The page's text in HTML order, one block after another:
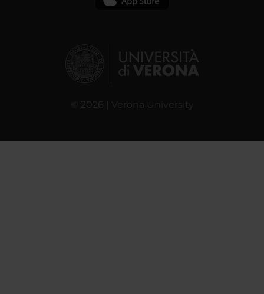
© 2026 | Verona University